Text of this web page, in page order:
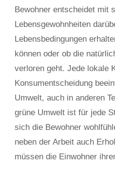
Bewohner entscheidet mit
Lebensgewohnheiten
Lebensbedingungen
können oder ob die
verloren geht. Jede lokale
Konsumentscheidung
Umwelt, auch in anderen
grüne Umwelt ist für jede
sich die Bewohner
neben der Arbeit auch
müssen die Einwohner